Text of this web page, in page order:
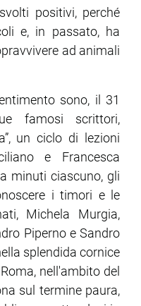
positivi, perché
e, in passato, ha
ad animali
sono, il 31
famosi scrittori,
un ciclo di lezioni
e Francesca
minuti ciascuno, gli
i timori e le
Michela Murgia,
Piperno e Sandro
splendida cornice
nell'ambito del
sul termine paura,